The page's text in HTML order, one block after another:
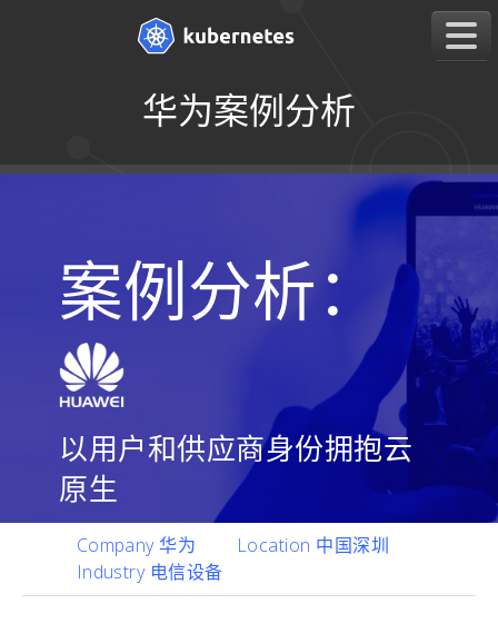
华为案例分析
案例分析：
以用户和供应商身份拥抱云
原生
Company华为 Location 中国深圳
Industry 电信设备